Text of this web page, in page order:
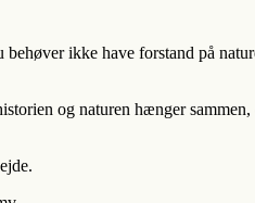
ikke have forstand på
og naturen hænger